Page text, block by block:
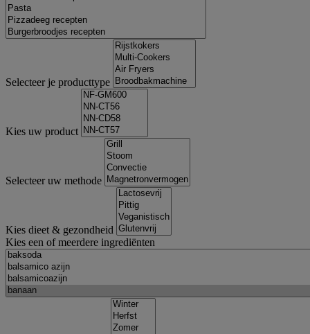
Selecteer je producttype
Kies uw product
Selecteer uw methode
Kies dieet & gezondheid
Kies een of meerdere ingrediënten